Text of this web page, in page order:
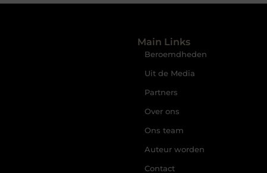
Main Links
Beroemdheden
Uit de Media
Partners
Over ons
Ons team
Auteur worden
Contact